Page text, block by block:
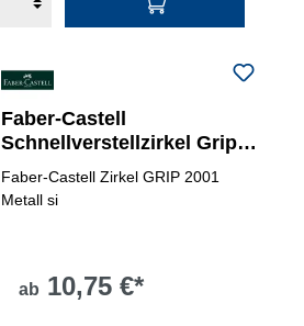
Faber-Castell
Schnellverstellzirkel Grip
2001
Faber-Castell Zirkel GRIP 2001
Metall si
ab 10,75 €*